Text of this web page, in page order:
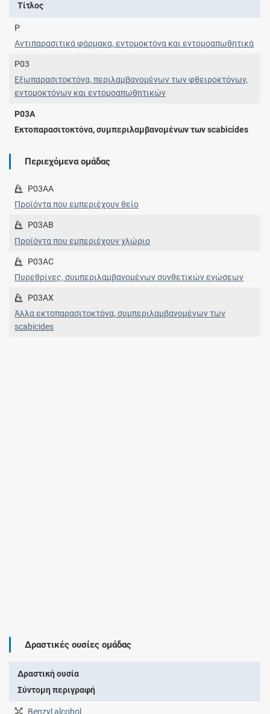
Τίτλος
P
Αντιπαρασιτικά φάρμακα, εντομοκτόνα και εντομοαπωθητικά
P03
Εξωπαρασιτοκτόνα, περιλαμβανομένων των φθειροκτόνων,
εντομοκτόνων και εντομοαπωθητικών
P03A
Εκτοπαρασιτοκτόνα, συμπεριλαμβανομένων των scabicides
Περιεχόμενα ομάδας
P03AA
Προϊόντα που εμπεριέχουν θείο
P03AB
Προϊόντα που εμπεριέχουν χλώριο
P03AC
Πυρεθρίνες, συμπεριλαμβανομένων συνθετικών ενώσεων
P03AX
Άλλα εκτοπαρασιτοκτόνα, συμπεριλαμβανομένων των
scabicides
Δραστικές ουσίες ομάδας
Δραστική ουσία
Σύντομη περιγραφή
Benzyl alcohol